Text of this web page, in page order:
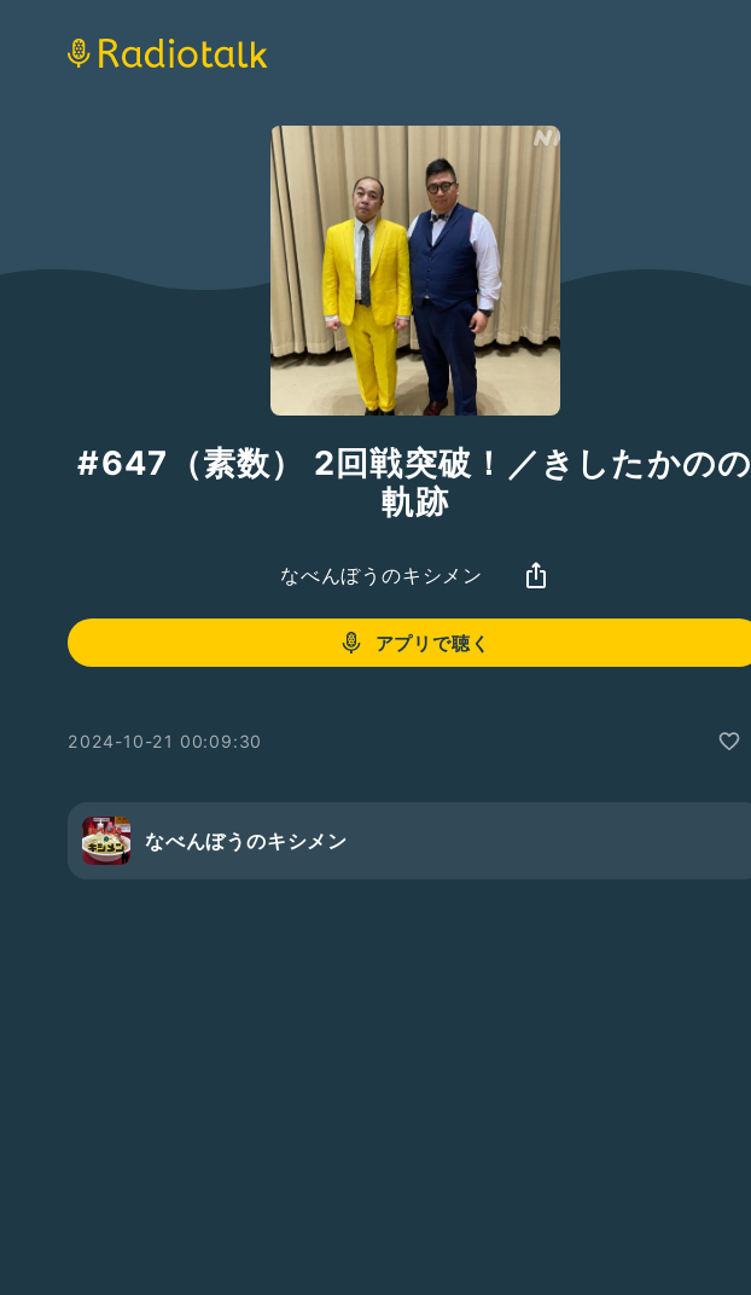
#647（素数） 2回戦突破！／きしたかのの
軌跡
なべんぼうのキシメン
アプリで聴く
2024-10-21 00:09:30
なべんぼうのキシメン